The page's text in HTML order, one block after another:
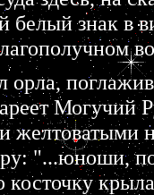
белый знак в
Могучий
"...юноши,